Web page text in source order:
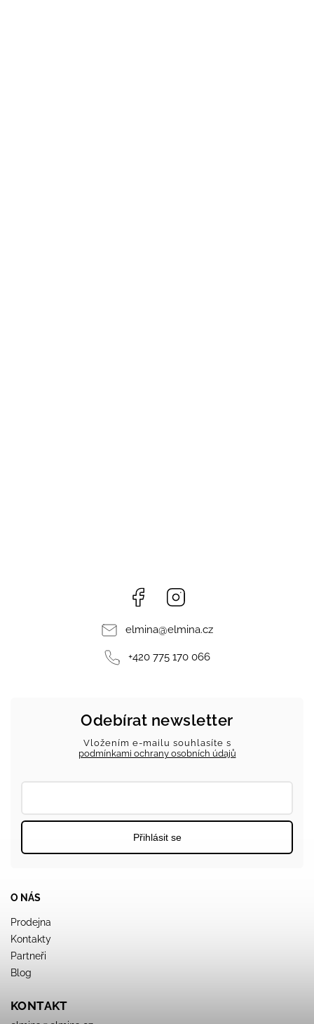
Facebook
elmina@elmina.cz
+420 775 170 066
O NÁS
Prodejna
Kontakty
Partneři
Blog
KONTAKT
Odebírat newsletter
Vložením e-mailu souhlasíte s
podmínkami ochrany osobních údajů
Přihlásit se